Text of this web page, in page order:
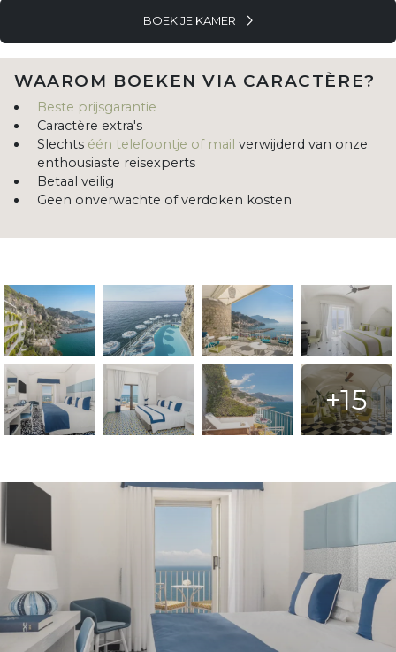
BOEK JE KAMER
WAAROM BOEKEN VIA CARACTÈRE?
Beste prijsgarantie
Caractère extra's
Slechts één telefoontje of mail verwijderd van onze
enthousiaste reisexperts
Betaal veilig
Geen onverwachte of verdoken kosten
+15